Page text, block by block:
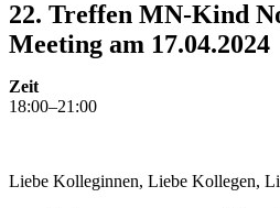
22. Treffen MN-Kind
Meeting am 17.04.2024
Zeit
18:00–21:00
Liebe Kolleginnen, Liebe Kollegen,